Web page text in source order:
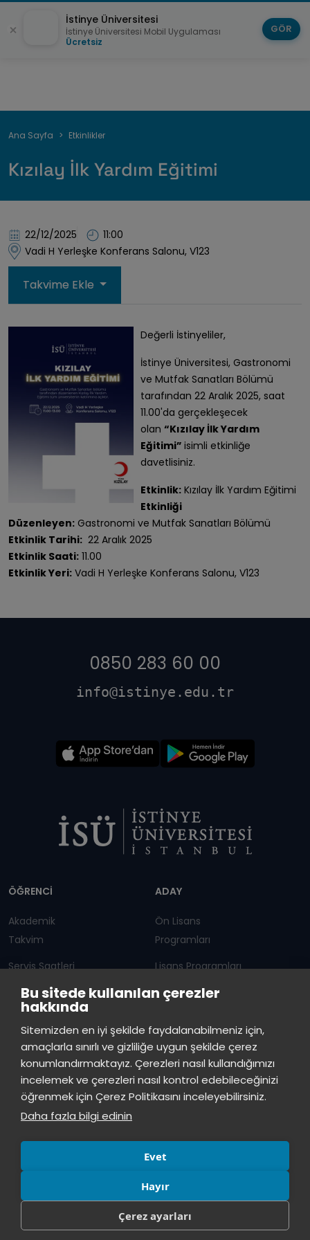
Bu sitede kullanılan çerezler
hakkında
Sitemizden en iyi şekilde faydalanabilmeniz için,
amaçlarla sınırlı ve gizliliğe uygun şekilde çerez
konumlandırmaktayız. Çerezleri nasıl kullandığımızı
incelemek ve çerezleri nasıl kontrol edebileceğinizi
öğrenmek için Çerez Politikasını inceleyebilirsiniz.
Daha fazla bilgi edinin
Evet
Hayır
Çerez ayarları
Sayfa
Ana Sayfa Etkinlikler
Kızılay İlk Yardım Eğitimi
22/12/2025
11:00
Vadi H Yerleşke Konferans Salonu, V123
Takvime Ekle
Değerli İstinyeliler,
İstinye Üniversitesi, Gastronomi
ve Mutfak Sanatları Bölümü
tarafından 22 Aralık 2025, saat
11.00'da gerçekleşecek
olan “Kızılay İlk Yardım
Eğitimi” isimli etkinliğe
davetlisiniz.
Etkinlik:Kızılay İlk Yardım Eğitimi
Etkinliği
Düzenleyen: Gastronomi ve Mutfak Sanatları Bölümü
Etkinlik Tarihi: 22 Aralık 2025
Etkinlik Saati: 11.00
Etkinlik Yeri: Vadi H Yerleşke Konferans Salonu, V123
0850 283 60 00
info@istinye.edu.tr
ÖĞRENCİ
Akademik
Takvim
Servis Saatleri
Duyurular
ADAY
Ön Lisans
Programları
Lisans Programları
Lisansüstü
İSTİNYE
Basın
Kiti
İhaleler İstinye Post Kampüslerimiz
© Tüm hakları saklıdır, İstinye Üniversitesi
çevrimiçi
İstinye Üniversitesi
Merhaba! Size nasıl yardımcı
olabilirim?
İstinye Üniversitesi
İstinye Üniversitesi Mobil Uygulaması
Ücretsiz
GÖR